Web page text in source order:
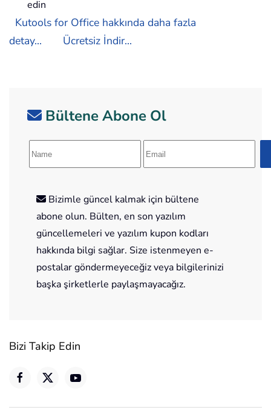
edin
Kutools for Office hakkında daha fazla
detay...
Ücretsiz İndir...
Bültene Abone Ol
Bizimle güncel kalmak için bültene
abone olun. Bülten, en son yazılım
güncellemeleri ve yazılım kupon kodları
hakkında bilgi sağlar. Size istenmeyen e-
postalar göndermeyeceğiz veya bilgilerinizi
başka şirketlerle paylaşmayacağız.
Bizi Takip Edin